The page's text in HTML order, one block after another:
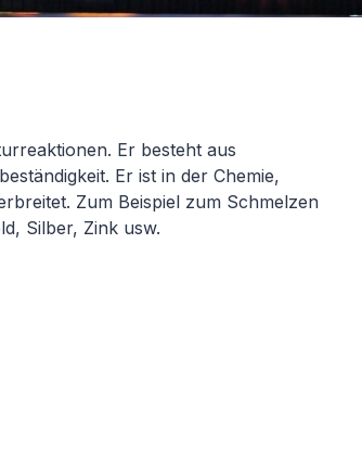
Er besteht aus
Er ist in der Chemie,
Zum Beispiel zum Schmelzen
Silber, Zink usw.